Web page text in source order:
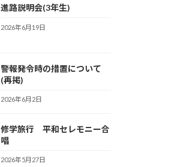
進路説明会(3年生)
2026年6月19日
警報発令時の措置について
(再掲)
2026年6月2日
修学旅行 平和セレモニー合
唱
2026年5月27日